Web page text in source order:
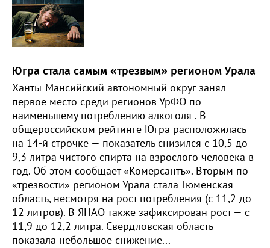
Югра стала самым «трезвым» регионом Урала
Ханты-Мансийский автономный округ занял
первое место среди регионов УрФО по
наименьшему потреблению алкоголя . В
общероссийском рейтинге Югра расположилась
на 14-й строчке — показатель снизился с 10,5 до
9,3 литра чистого спирта на взрослого человека в
год. Об этом сообщает «Комерсантъ». Вторым по
«трезвости» регионом Урала стала Тюменская
область, несмотря на рост потребления (с 11,2 до
12 литров). В ЯНАО также зафиксирован рост — с
11,9 до 12,2 литра. Свердловская область
показала небольшое снижение...